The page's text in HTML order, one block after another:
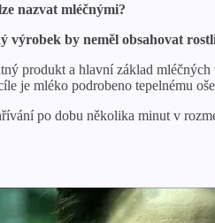
nazvat mléčnými?
výrobek by neměl obsahovat
produkt a hlavní základ
je mléko podrobeno tepelnému
po dobu několika minut v